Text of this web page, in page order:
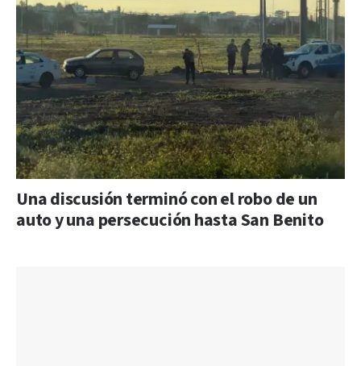
Una discusión terminó con el robo de un
auto y una persecución hasta San Benito